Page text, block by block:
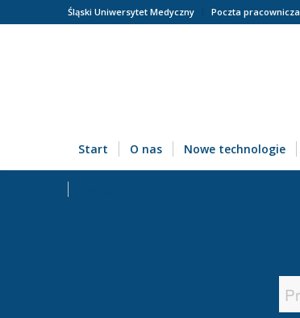
Śląski Uniwersytet Medyczny Poczta pracownicza
Start O nas Nowe technologie